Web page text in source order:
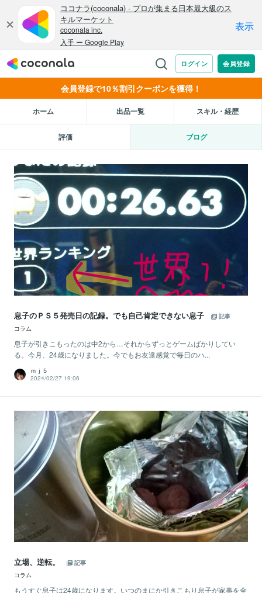
会員登録で10％割引クーポンを獲得！
ホーム 出品一覧 スキル・経歴
評価 ブログ
息子のＰＳ５発売日の記録。でも自己肯定できない息子
記事
コラム
息子が引きこもったのは中2から…それからずっとゲームばかりしてい
る。今月、24歳になりました。今でもお友達感覚で毎日のハ...
ｍｊ５
2024/02/27 19:06
立場、逆転。
記事
コラム
もうすぐ息子は24歳になります。いつのまにか引きこもり息子が家事を全